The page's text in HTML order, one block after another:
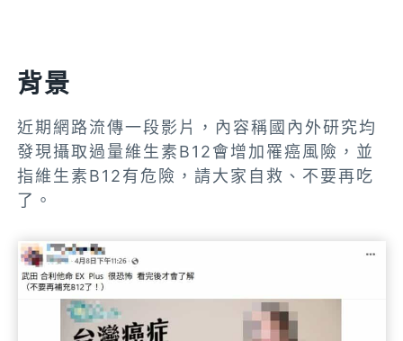
背景
近期網路流傳一段影片，內容稱國內外研究均
發現攝取過量維生素B12會增加罹癌風險，並
指維生素B12有危險，請大家自救、不要再吃
了。